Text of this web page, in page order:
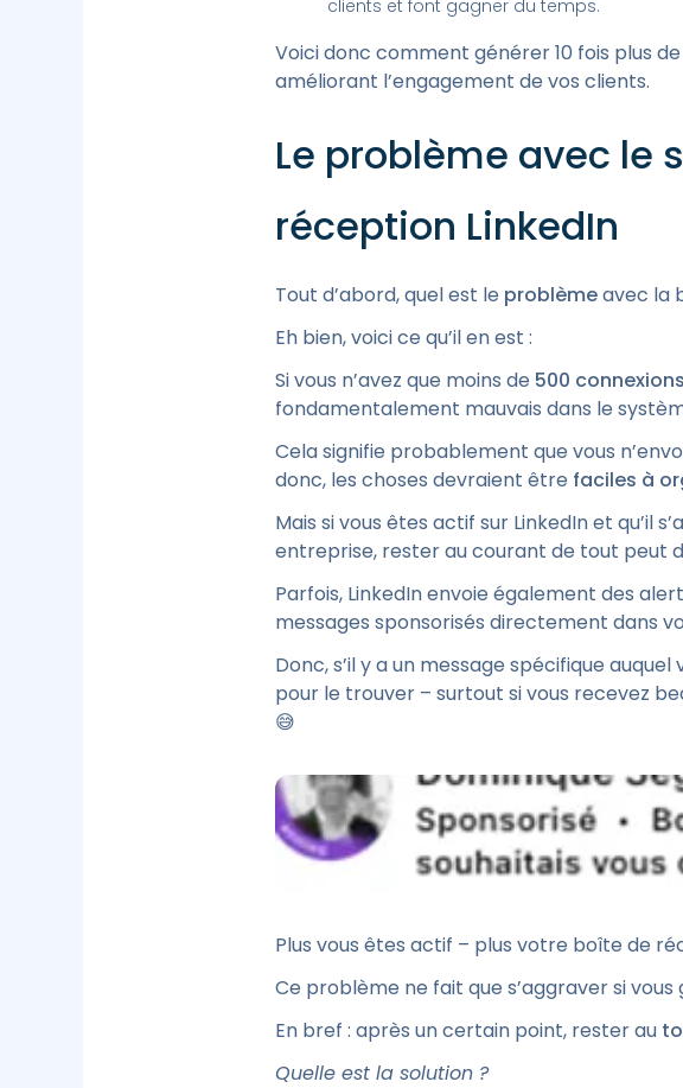
clients et font gagner du temps.
Voici donc comment générer 10 fois plus
améliorant l’engagement de vos clients.
Le problème avec le
réception LinkedIn
Tout d’abord, quel est le problèmeavec la
Eh bien, voici ce qu’il en est :
Si vous n’avez que moins de 500 connexions
fondamentalement mauvais dans le
Cela signifie probablement que vous
donc, les choses devraient être faciles à
Mais si vous êtes actif sur LinkedIn et qu’il
entreprise, rester au courant de tout peut
Parfois, LinkedIn envoie également des
messages sponsorisés directement dans
Donc, s’il y a un message spécifique
pour le trouver – surtout si vous recevez
😅
Plus vous êtes actif – plus votre boîte de
Ce problème ne fait que s’aggraver si
En bref : après un certain point, rester au
Quelle est la solution ?